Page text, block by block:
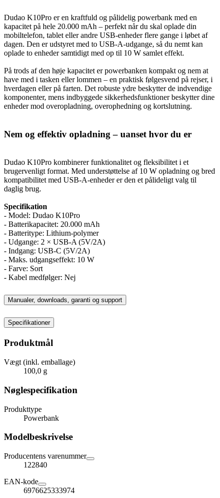
Dudao K10Pro er en kraftfuld og pålidelig powerbank med en
kapacitet på hele 20.000 mAh – perfekt når du skal oplade din
mobiltelefon, tablet eller andre USB-enheder flere gange i løbet af
dagen. Den er udstyret med to USB-A-udgange, så du nemt kan
oplade to enheder samtidigt med op til 10 W samlet effekt.
På trods af den høje kapacitet er powerbanken kompakt og nem at
have med i tasken eller lommen – en praktisk følgesvend på rejser, i
hverdagen eller på farten. Det robuste ydre beskytter de indvendige
komponenter, mens indbyggede sikkerhedsfunktioner beskytter dine
enheder mod overopladning, overophedning og kortslutning.
Nem og effektiv opladning – uanset hvor du er
Dudao K10Pro kombinerer funktionalitet og fleksibilitet i et
brugervenligt format. Med understøttelse af 10 W opladning og bred
kompatibilitet med USB-A-enheder er den et pålideligt valg til
daglig brug.
Specifikation
- Model: Dudao K10Pro
- Batterikapacitet: 20.000 mAh
- Batteritype: Lithium-polymer
- Udgange: 2 × USB-A (5V/2A)
- Indgang: USB-C (5V/2A)
- Maks. udgangseffekt: 10 W
- Farve: Sort
- Kabel medfølger: Nej
Manualer, downloads, garanti og support
Specifikationer
Produktmål
Vægt (inkl. emballage)
100,0 g
Nøglespecifikation
Produkttype
Powerbank
Modelbeskrivelse
Producentens varenummer
122840
EAN-kode
6976625333974